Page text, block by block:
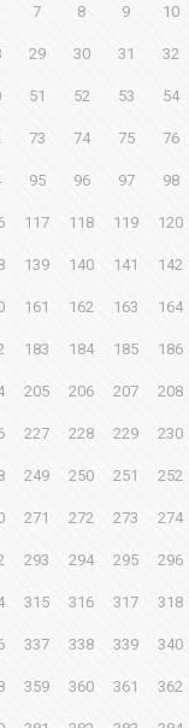
7 8 9 10
29 30 31 32
51 52 53 54
73 74 75 76
95 96 97 98
117 118 119 120
139 140 141 142
161 162 163 164
183 184 185 186
205 206 207 208
227 228 229 230
249 250 251 252
271 272 273 274
293 294 295 296
315 316 317 318
337 338 339 340
359 360 361 362